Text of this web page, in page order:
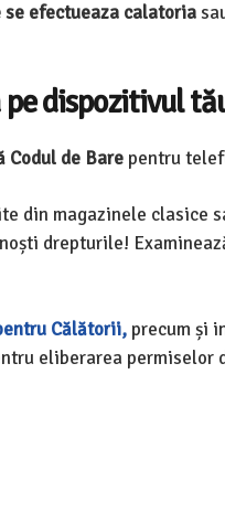
efectueaza calatoria
pe dispozitivul
Codul de Bare pentru
din magazinele
drepturile!
Călătorii, precum și
eliberarea